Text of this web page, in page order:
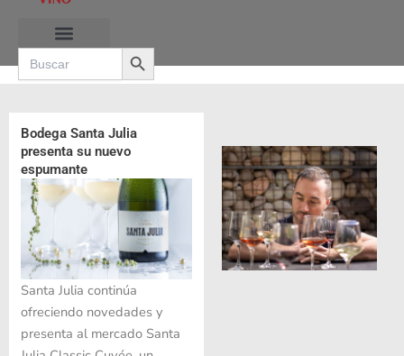
contenido
Search
for:
Search Button
Bodega Santa Julia
presenta su nuevo
espumante
Santa Julia continúa
ofreciendo novedades y
presenta al mercado Santa